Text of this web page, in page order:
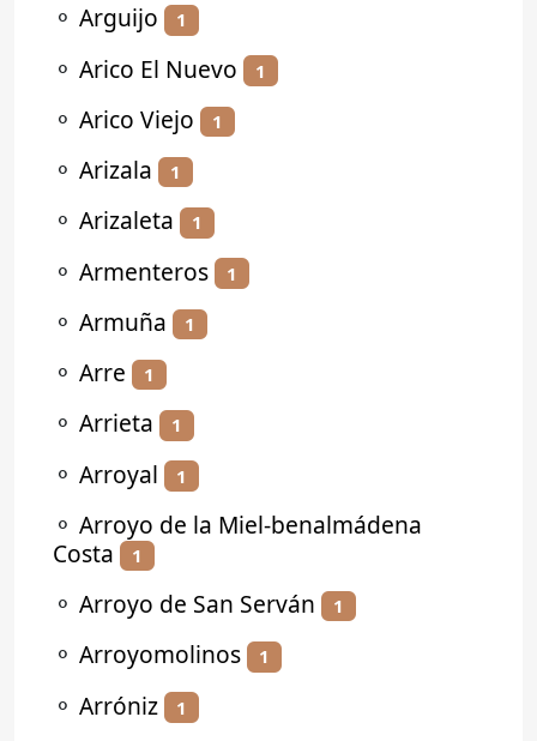
⚬ Arguijo 1
⚬ Arico El Nuevo 1
⚬ Arico Viejo 1
⚬ Arizala 1
⚬ Arizaleta 1
⚬ Armenteros 1
⚬ Armuña 1
⚬ Arre 1
⚬ Arrieta 1
⚬ Arroyal 1
⚬ Arroyo de la Miel-benalmádena
Costa
1
⚬ Arroyo de San Serván 1
⚬ Arroyomolinos 1
⚬ Arróniz 1